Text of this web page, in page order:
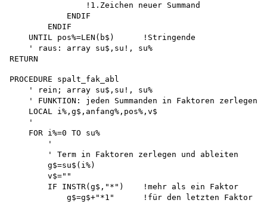
                !1.Zeichen neuer Summand
            ENDIF
        ENDIF
    UNTIL pos%=LEN(b$)      !Stringende
    ' raus: array su$,su!, su%
PROCEDURE spalt_fak_abl
    ' rein; array su$,su!, su%
' FUNKTION: jeden Summanden in Faktoren zerlegen
    LOCAL i%,g$,anfang%,pos%,v$
    '
    FOR i%=0 TO su%
        '
        ' Term in Faktoren zerlegen und ableiten
        g$=su$(i%)
        v$=""
        IF INSTR(g$,"*")    !mehr als ein Faktor
            g$=g$+"*1"      !für den letzten Faktor